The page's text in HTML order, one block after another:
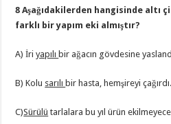
8 Aşağıdakilerden hangisinde altı
farklı bir yapım eki almıştır?
A) İriyapılı bir ağacın gövdesine
B) Kolu sarılı bir hasta, hemşireyi çağırdı.
C)Sürülü tarlalara bu yıl ürün